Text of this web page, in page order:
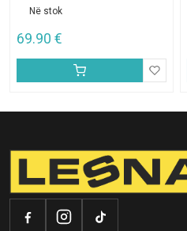
Në stok
69.90 €